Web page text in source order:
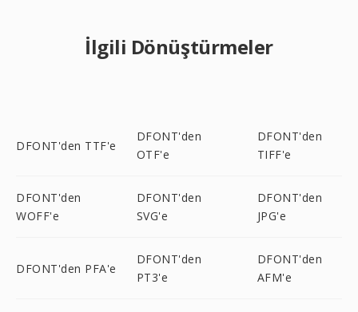
İlgili Dönüştürmeler
DFONT'den TTF'e
DFONT'den
OTF'e
DFONT'den
TIFF'e
DFONT'den
WOFF'e
DFONT'den
SVG'e
DFONT'den
JPG'e
DFONT'den PFA'e
DFONT'den
PT3'e
DFONT'den
AFM'e